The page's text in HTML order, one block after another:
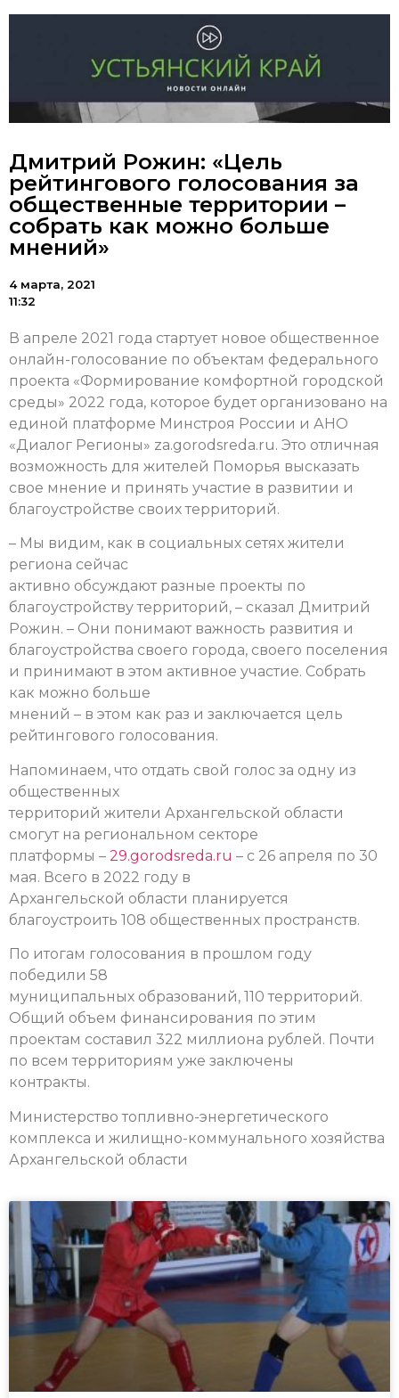
Дмитрий Рожин: «Цель
рейтингового голосования за
общественные территории –
собрать как можно больше
мнений»
4 марта, 2021
11:32
В апреле 2021 года стартует новое общественное
онлайн-голосование по объектам федерального
проекта «Формирование комфортной городской
среды» 2022 года, которое будет организовано на
единой платформе Минстроя России и АНО
«Диалог Регионы» za.gorodsreda.ru. Это отличная
возможность для жителей Поморья высказать
свое мнение и принять участие в развитии и
благоустройстве своих территорий.
– Мы видим, как в социальных сетях жители
региона сейчас
активно обсуждают разные проекты по
благоустройству территорий, – сказал Дмитрий
Рожин. – Они понимают важность развития и
благоустройства своего города, своего поселения
и принимают в этом активное участие. Собрать
как можно больше
мнений – в этом как раз и заключается цель
рейтингового голосования.
Напоминаем, что отдать свой голос за одну из
общественных
территорий жители Архангельской области
смогут на региональном секторе
платформы – 29.gorodsreda.ru – с 26 апреля по 30
мая. Всего в 2022 году в
Архангельской области планируется
благоустроить 108 общественных пространств.
По итогам голосования в прошлом году
победили 58
муниципальных образований, 110 территорий.
Общий объем финансирования по этим
проектам составил 322 миллиона рублей. Почти
по всем территориям уже заключены
контракты.
Министерство топливно-энергетического
комплекса и жилищно-коммунального хозяйства
Архангельской области